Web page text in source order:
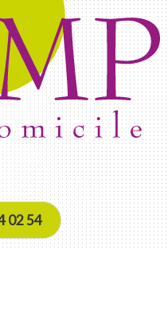
02 54